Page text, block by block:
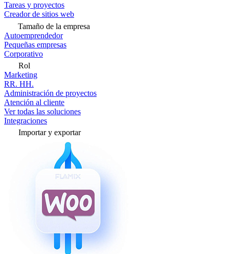
Tareas y proyectos
Creador de sitios web
Tamaño de la empresa
Autoemprendedor
Pequeñas empresas
Corporativo
Rol
Marketing
RR. HH.
Administración de proyectos
Atención al cliente
Ver todas las soluciones
Integraciones
Importar y exportar